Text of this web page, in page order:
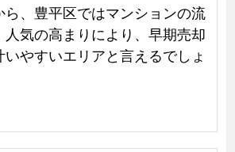
ら、豊平区ではマンションの流
気の高まりにより、早期売却
やすいエリアと言えるでしょ